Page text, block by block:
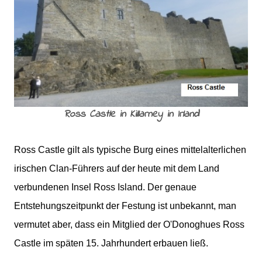
Ross Castle in Killarney in Irland
Ross Castle gilt als typische Burg eines mittelalterlichen
irischen Clan-Führers auf der heute mit dem Land
verbundenen Insel Ross Island. Der genaue
Entstehungszeitpunkt der Festung ist unbekannt, man
vermutet aber, dass ein Mitglied der O'Donoghues Ross
Castle im späten 15. Jahrhundert erbauen ließ.